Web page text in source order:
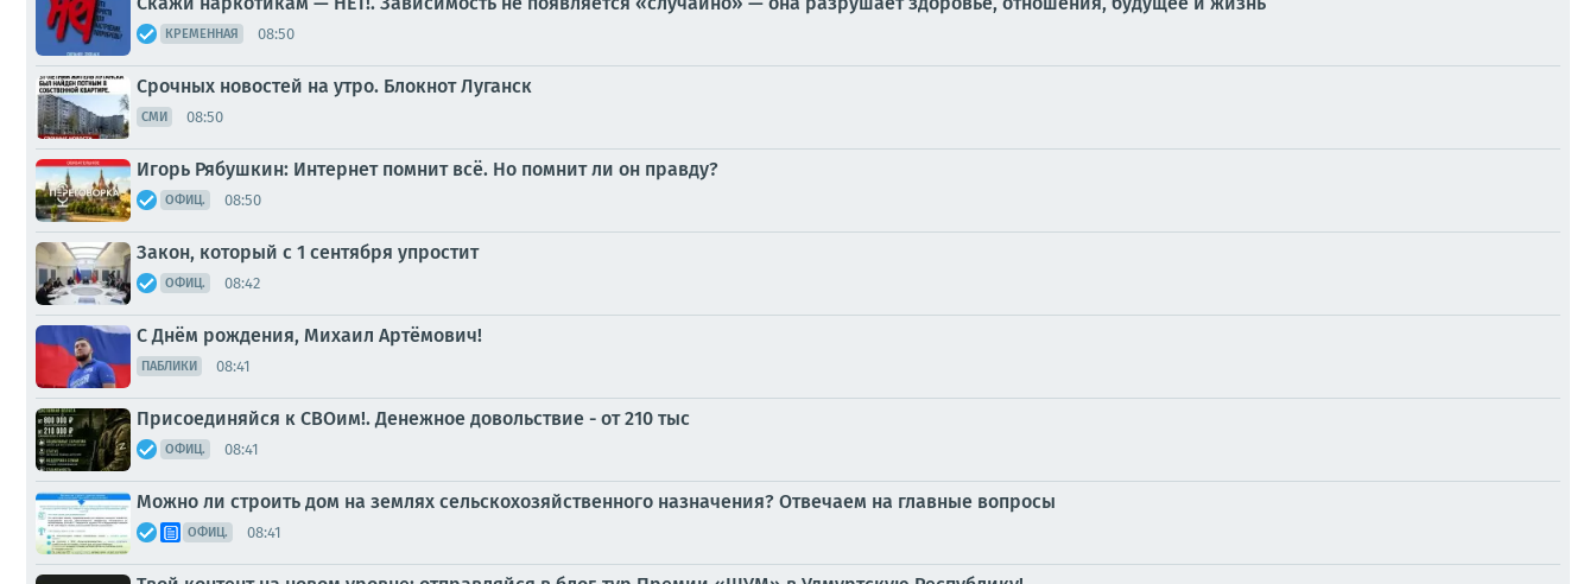
КРЕМЕННАЯ 08:50
Срочных новостей на утро. Блокнот Луганск
СМИ 08:50
Игорь Рябушкин: Интернет помнит всё. Но помнит ли он правду?
ОФИЦ. 08:50
Закон, который с 1 сентября упростит
ОФИЦ. 08:42
С Днём рождения, Михаил Артёмович!
ПАБЛИКИ 08:41
Присоединяйся к СВОим!. Денежное довольствие - от 210 тыс
ОФИЦ. 08:41
Можно ли строить дом на землях сельскохозяйственного назначения? Отвечаем на главные вопросы
ОФИЦ. 08:41